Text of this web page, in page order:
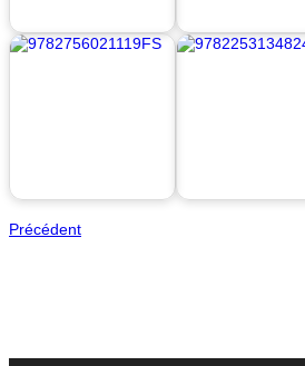
Précédent